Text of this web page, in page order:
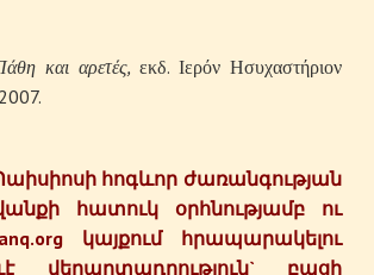
και αρετές, εκδ. Ιερόν Ησυχαστήριον
հոգևոր ժառանգության
հատուկօրհնությամբ ու
կայքում հրապարակելու
վերարտադրություն` բացի